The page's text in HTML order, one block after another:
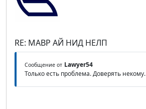
RE: МАВР АЙ НИД НЕЛП
Сообщение от Lawyer54
Только есть проблема. Доверять некому.